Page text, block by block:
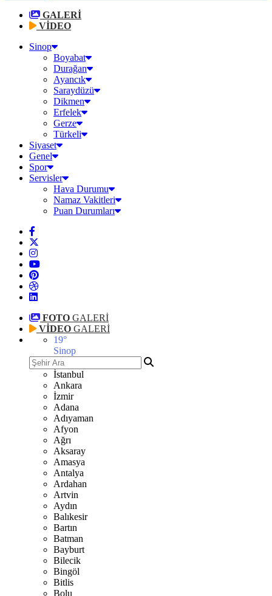
GALERİ
VİDEO
Sinop
Boyabat
Durağan
Ayancık
Saraydüzü
Dikmen
Erfelek
Gerze
Türkeli
Siyaset
Genel
Spor
Servisler
Hava Durumu
Namaz Vakitleri
Puan Durumları
FOTO GALERİ
VİDEO GALERİ
19°
Sinop
İstanbul
Ankara
İzmir
Adana
Adıyaman
Afyon
Ağrı
Aksaray
Amasya
Antalya
Ardahan
Artvin
Aydın
Balıkesir
Bartın
Batman
Bayburt
Bilecik
Bingöl
Bitlis
Bolu